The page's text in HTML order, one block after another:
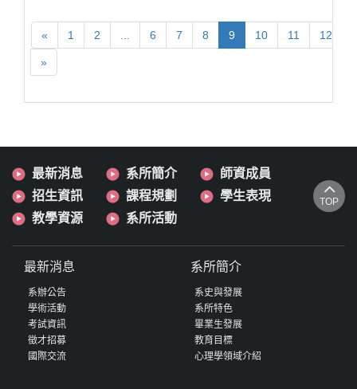
« 1 2 6 7 8 9 10 11 12
»
最新消息 系所簡介
師資成員
招生資訊
課程規劃
學生表現
教學資源
系所活動
TOP
最新消息
系辦公告
學術活動
考試資訊
徵才招募
國際交流
系所簡介
系史與發展
系所特色
畢業生發展
教育目標
心理學領域介紹